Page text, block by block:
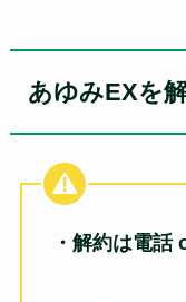
あゆみEXを
・解約は電話